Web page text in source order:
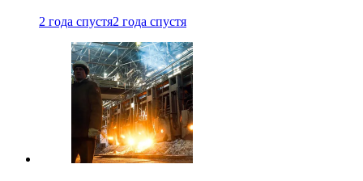
2 года спустя2 года спустя